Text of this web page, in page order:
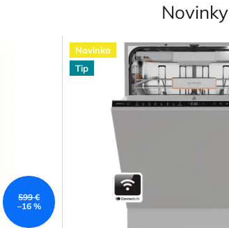
Novinky
599 €
–16 %
Novinka
Tip